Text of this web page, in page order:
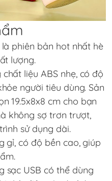
là phiên bản hot nhất hè
lượng.
liệu ABS nhẹ, có độ
người tiêu dùng. Sản
19.5x8x8 cm cho bạn
không sợ trơn trượt,
sử dụng dài.
gỉ, có độ bền cao, giúp
sạc USB có thể dùng